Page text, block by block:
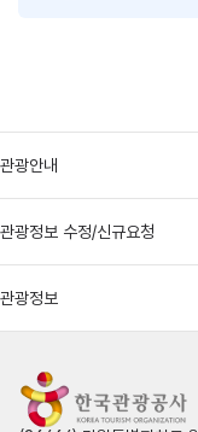
관광안내
관광정보 수정/신규요청
관광정보